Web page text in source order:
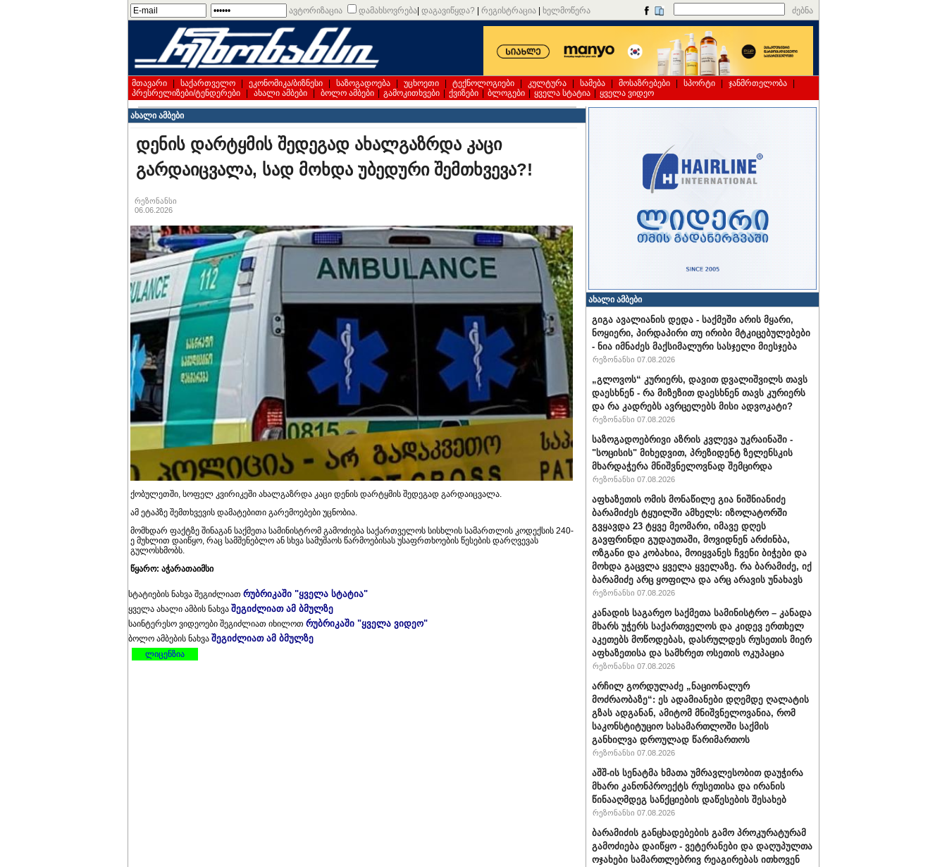
ავტორიზაცია დამახსოვრება დაგავიწყდა? რეგისტრაცია ხელმოწერა ძებნა
მთავარი საქართველო ეკონომიკა/ბიზნესი საზოგადოება უცხოეთი ტექნოლოგიები კულტურა სამება მოსაზრებები სპორტი ჯანმრთელობა
პრესრელიზები/ტენდერები
ახალი ამბები ბოლო ამბები გამოკითხვები ქვიზები ბლოგები ყველა სტატია ყველა ვიდეო
ახალი ამბები
დენის დარტყმის შედეგად ახალგაზრდა კაცი
გარდაიცვალა, სად მოხდა უბედური შემთხვევა?!
რეზონანსი
06.06.2026
ქობულეთში, სოფელ კვირიკეში ახალგაზრდა კაცი დენის დარტყმის შედეგად გარდაიცვალა.
ამ ეტაპზე შემთხვევის დამატებითი გარემოებები უცნობია.
მომხდარ ფაქტზე შინაგან საქმეთა სამინისტრომ გამოძიება საქართველოს სისხლის სამართლის კოდექსის 240-
ე მუხლით დაიწყო, რაც სამშენებლო ან სხვა სამუშაოს წარმოებისას უსაფრთხოების წესების დარღვევას
გულოსხმობს.
წყარო: აჭარათაიმსი
სტატიების ნახვა შეგიძლიათ რუბრიკაში "ყველა სტატია"
ყველა ახალი ამბის ნახვა შეგიძლიათ ამ ბმულზე
საინტერესო ვიდეოები შეგიძლიათ იხილოთ რუბრიკაში "ყველა ვიდეო"
ბოლო ამბების ნახვა შეგიძლიათ ამ ბმულზე
ლიცენზია
ახალი ამბები
გიგა ავალიანის დედა - საქმეში არის მყარი,
ნოყიერი, პირდაპირი თუ ირიბი მტკიცებულებები
- ნია იმნაძეს მაქსიმალური სასჯელი მიესჯება
რეზონანსი 07.08.2026
„გლოვოს“ კურიერს, დავით დვალიშვილს თავს
დაესხნენ - რა მიზეზით დაესხნენ თავს კურიერს
და რა კადრებს ავრცელებს მისი ადვოკატი?
რეზონანსი 07.08.2026
საზოგადოებრივი აზრის კვლევა უკრაინაში -
"სოცისის" მიხედვით, პრეზიდენტ ზელენსკის
მხარდაჭერა მნიშვნელოვნად შემცირდა
რეზონანსი 07.08.2026
აფხაზეთის ომის მონაწილე გია ნიშნიანიძე
ბარამიძეს ტყუილში ამხელს: იზოლატორში
გვყავდა 23 ტყვე მეომარი, იმავე დღეს
გავფრინდი გუდაუთაში, მოვიდნენ არძინბა,
ოზგანი და კობახია, მოიყვანეს ჩვენი ბიჭები და
მოხდა გაცვლა ყველა ყველაზე. რა ბარამიძე, იქ
ბარამიძე არც ყოფილა და არც არავის უნახავს
რეზონანსი 07.08.2026
კანადის საგარეო საქმეთა სამინისტრო – კანადა
მხარს უჭერს საქართველოს და კიდევ ერთხელ
აკეთებს მოწოდებას, დასრულდეს რუსეთის მიერ
აფხაზეთისა და სამხრეთ ოსეთის ოკუპაცია
რეზონანსი 07.08.2026
არჩილ გორდულაძე „ნაციონალურ
მოძრაობაზე“: ეს ადამიანები დღემდე ღალატის
გზას ადგანან, ამიტომ მნიშვნელოვანია, რომ
საკონსტიტუციო სასამართლოში საქმის
განხილვა დროულად წარიმართოს
რეზონანსი 07.08.2026
აშშ-ის სენატმა ხმათა უმრავლესობით დაუჭირა
მხარი კანონპროექტს რუსეთისა და ირანის
წინააღმდეგ სანქციების დაწესების შესახებ
რეზონანსი 07.08.2026
ბარამიძის განცხადებების გამო პროკურატურამ
გამოძიება დაიწყო - ვეტერანები და დაღუპულთა
ოჯახები სამართლებრივ რეაგირებას ითხოვენ